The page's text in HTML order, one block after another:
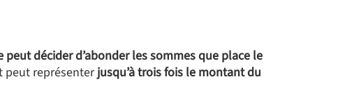
peut décider d’abonder les sommes que place le
peut représenterjusqu’à trois fois le montant du